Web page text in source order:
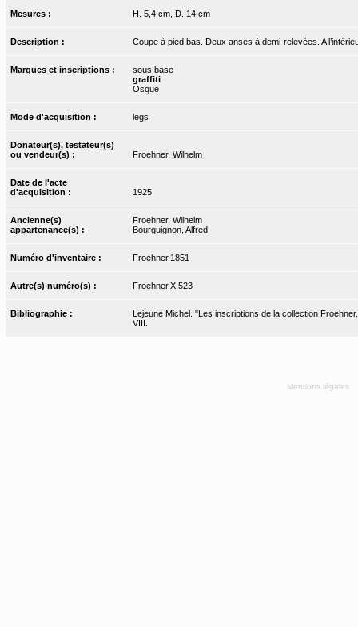
Mesures : H. 5,4 cm, D. 14 cm
Description : Coupe à pied bas. Deux anses à demi-relevées. A
Marques et inscriptions :
sous base
graffiti
Osque
Mode d'acquisition : legs
Donateur(s), testateur(s)
ou vendeur(s) :
Froehner, Wilhelm
Date de l'acte
d'acquisition :
1925
Ancienne(s)
appartenance(s) :
Froehner, Wilhelm
Bourguignon, Alfred
Numéro d'inventaire : Froehner.1851
Autre(s) numéro(s) : Froehner.X.523
Bibliographie :
Lejeune Michel. "Les inscriptions de la collection
VIII.
Mentions légales